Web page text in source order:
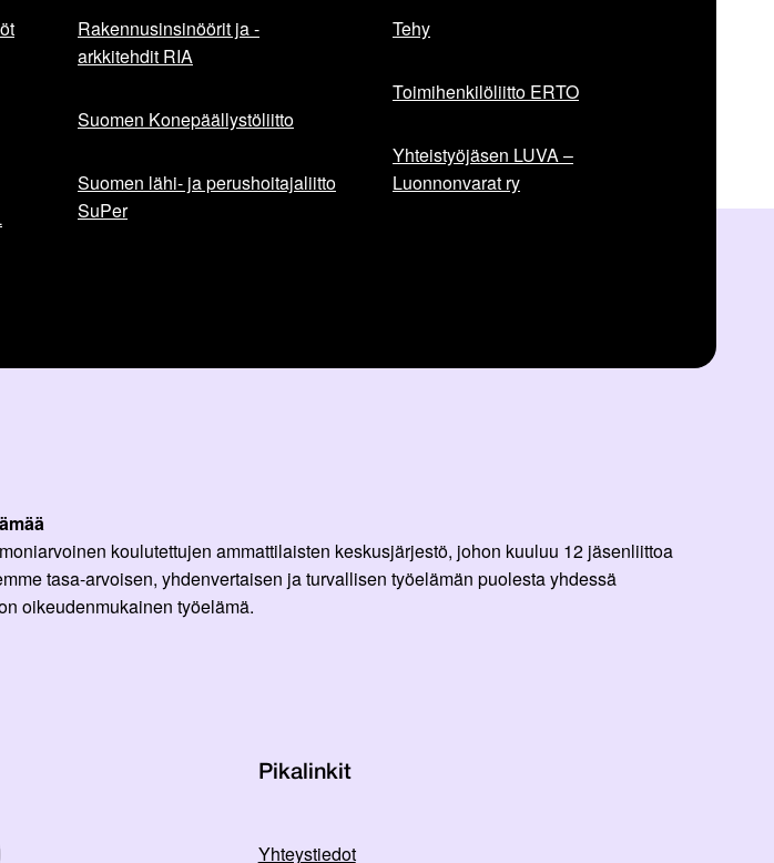
Rakennusinsinöörit ja -
arkkitehdit RIA
Suomen Konepäällystöliitto
Suomen lähi- ja perushoitajaliitto
SuPer
Tehy
Toimihenkilöliitto ERTO
Yhteistyöjäsen LUVA –
Luonnonvarat ry
koulutettujen ammattilaisten keskusjärjestö, johon kuuluu 12 jäsenliittoa
tasa-arvoisen, yhdenvertaisen ja turvallisen työelämän puolesta yhdessä
oikeudenmukainen työelämä.
Pikalinkit
Yhteystiedot